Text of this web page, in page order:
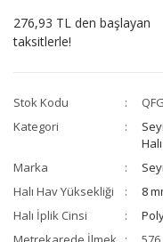
276,93 TL den başlayan
taksitlerle!
Stok Kodu
Kategori
Halı
Marka
Halı Hav Yüksekliği
8
Halı İplik Cinsi